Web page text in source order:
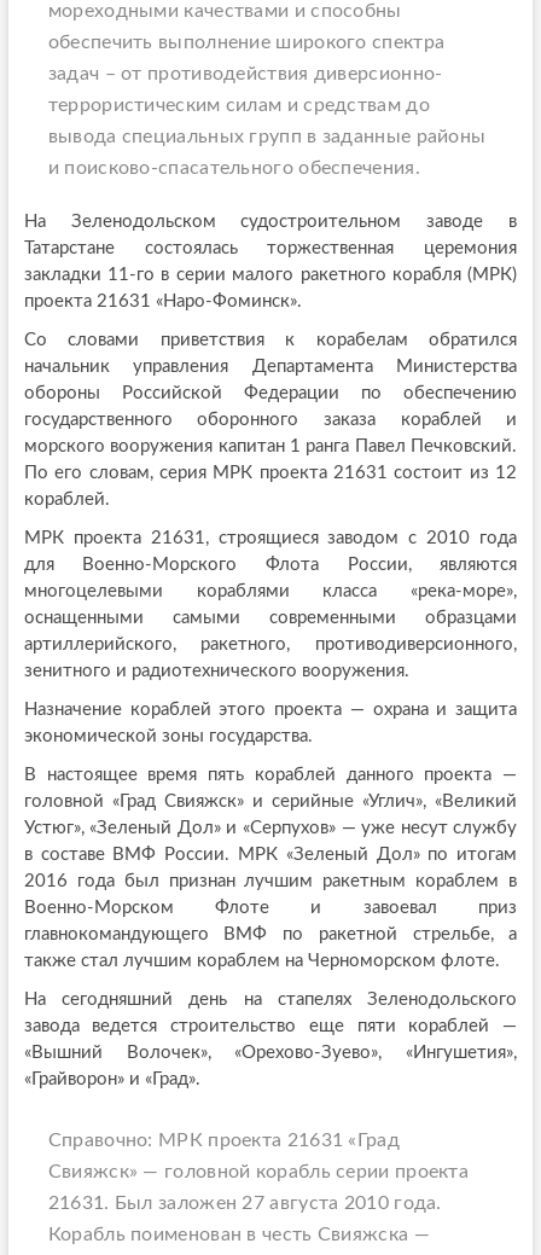
мореходными качествами и способны
обеспечить выполнение широкого спектра
задач – от противодействия диверсионно-
террористическим силам и средствам до
вывода специальных групп в заданные районы
и поисково-спасательного обеспечения.
На Зеленодольском судостроительном заводе в
Татарстане состоялась торжественная церемония
закладки 11-го в серии малого ракетного корабля (МРК)
проекта 21631 «Наро-Фоминск».
Со словами приветствия к корабелам обратился
начальник управления Департамента Министерства
обороны Российской Федерации по обеспечению
государственного оборонного заказа кораблей и
морского вооружения капитан 1 ранга Павел Печковский.
По его словам, серия МРК проекта 21631 состоит из 12
кораблей.
МРК проекта 21631, строящиеся заводом с 2010 года
для Военно-Морского Флота России, являются
многоцелевыми кораблями класса «река-море»,
оснащенными самыми современными образцами
артиллерийского, ракетного, противодиверсионного,
зенитного и радиотехнического вооружения.
Назначение кораблей этого проекта — охрана и защита
экономической зоны государства.
В настоящее время пять кораблей данного проекта —
головной «Град Свияжск» и серийные «Углич», «Великий
Устюг», «Зеленый Дол» и «Серпухов» — уже несут службу
в составе ВМФ России. МРК «Зеленый Дол» по итогам
2016 года был признан лучшим ракетным кораблем в
Военно-Морском Флоте и завоевал приз
главнокомандующего ВМФ по ракетной стрельбе, а
также стал лучшим кораблем на Черноморском флоте.
На сегодняшний день на стапелях Зеленодольского
завода ведется строительство еще пяти кораблей —
«Вышний Волочек», «Орехово-Зуево», «Ингушетия»,
«Грайворон» и «Град».
Справочно: МРК проекта 21631 «Град
Свияжск» — головной корабль серии проекта
21631. Был заложен 27 августа 2010 года.
Корабль поименован в честь Свияжска —